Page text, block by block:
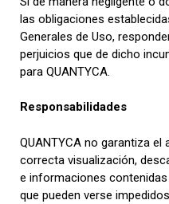
las obligaciones
Generales de Uso,
perjuicios que de dicho
para QUANTYCA.
Responsabilidades
QUANTYCA no garantiza
correcta visualización,
e informaciones
que pueden verse